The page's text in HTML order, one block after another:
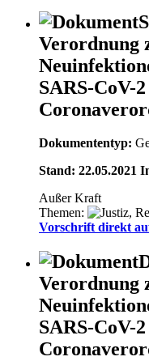
Verordnung
SARS-CoV-
Dokumententyp:
Stand: 22.05.2021
Außer Kraft
Themen:
Vorschrift direkt
Verordnung
SARS-CoV-